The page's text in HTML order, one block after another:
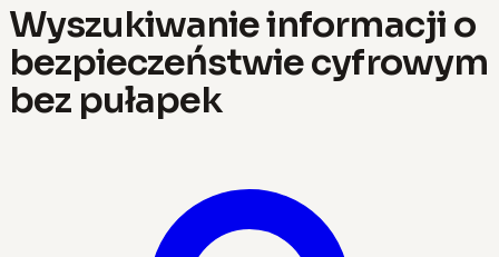
Wyszukiwanie informacji o
bezpieczeństwie cyfrowym
bez pułapek